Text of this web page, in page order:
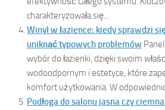
charakteryzowała się...
Winyl w łazience: kiedy sprawdzi
uniknąć typowych problemów
wybór do łazienki, dzięki swoim
wodoodpornym i estetyce, które
komfort użytkowania. W
Podłoga do salonu jasna czy